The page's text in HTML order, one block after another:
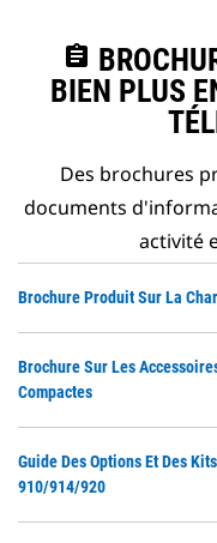
assignment
BIEN PLUS
Des brochures
documents
activité
Brochure Produit Sur La
Brochure Sur Les
Compactes
Guide Des Options Et Des
910/914/920